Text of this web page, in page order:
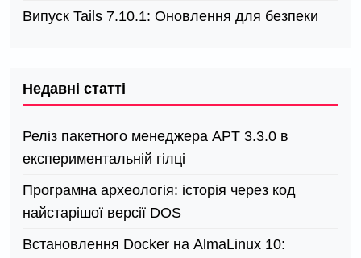
Випуск Tails 7.10.1: Оновлення для безпеки
Недавні статті
Реліз пакетного менеджера APT 3.3.0 в
експериментальній гілці
Програмна археологія: історія через код
найстарішої версії DOS
Встановлення Docker на AlmaLinux 10: